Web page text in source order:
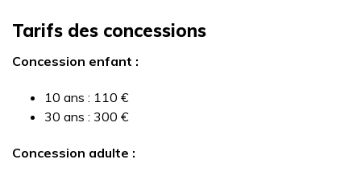
Tarifs des concessions
Concession enfant :
10 ans : 110 €
30 ans : 300 €
Concession adulte :